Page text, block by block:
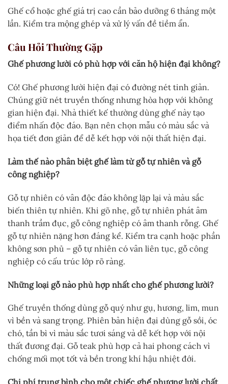
Ghế cổ hoặc ghế giá trị cao cần bảo dưỡng 6 tháng một
lần. Kiểm tra mộng ghép và xử lý vấn đề tiềm ẩn.
Câu Hỏi Thường Gặp
Ghế phương lười có phù hợp với căn hộ hiện đại không?
Có! Ghế phương lười hiện đại có đường nét tinh giản.
Chúng giữ nét truyền thống nhưng hòa hợp với không
gian hiện đại. Nhà thiết kế thường dùng ghế này tạo
điểm nhấn độc đáo. Bạn nên chọn mẫu có màu sắc và
họa tiết đơn giản để dễ kết hợp với nội thất hiện đại.
Làm thế nào phân biệt ghế làm từ gỗ tự nhiên và gỗ
công nghiệp?
Gỗ tự nhiên có vân độc đáo không lặp lại và màu sắc
biến thiên tự nhiên. Khi gõ nhẹ, gỗ tự nhiên phát âm
thanh trầm đục, gỗ công nghiệp có âm thanh rỗng. Ghế
gỗ tự nhiên nặng hơn đáng kể. Kiểm tra cạnh hoặc phần
không sơn phủ – gỗ tự nhiên có vân liên tục, gỗ công
nghiệp có cấu trúc lớp rõ ràng.
Những loại gỗ nào phù hợp nhất cho ghế phương lười?
Ghế truyền thống dùng gỗ quý như gụ, hương, lim, mun
vì bền và sang trọng. Phiên bản hiện đại dùng gỗ sồi, óc
chó, tần bì vì màu sắc tươi sáng và dễ kết hợp với nội
thất đương đại. Gỗ teak phù hợp cả hai phong cách vì
chống mối mọt tốt và bền trong khí hậu nhiệt đới.